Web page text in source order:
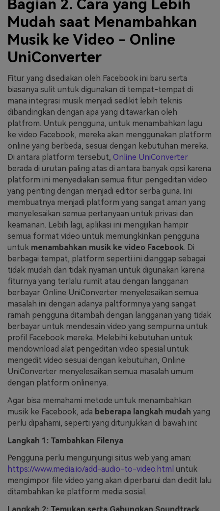
Bagian 2. Cara yang Lebih
Mudah saat Menambahkan
Musik ke Video - Online
UniConverter
Fitur yang disediakan oleh Facebook ini baru serta
biasanya sulit untuk digunakan di tempat-tempat di
mana integrasi musik menjadi sedikit lebih teknis
dibandingkan dengan apa yang ditawarkan oleh
platfrom. Untuk pengguna, untuk menambahkan lagu
ke video Facebook, mereka akan menggunakan platform
online yang berbeda, sesuai dengan kebutuhan mereka.
Di antara platform tersebut, Online UniConverter
berada di urutan paling atas di antara banyak opsi karena
platform ini menyediakan semua fitur pengeditan video
yang penting dengan menjadi editor serba guna. Ini
membuatnya menjadi platform yang sangat aman yang
menyelesaikan semua pertanyaan untuk privasi dan
keamanan. Lebih lagi, aplikasi ini mengijikan hampir
semua format video untuk memungkinkan pengguna
untuk menambahkan musik ke video Facebook. Di
berbagai tempat, platform seperti ini dianggap sebagai
tidak mudah dan tidak nyaman untuk digunakan karena
fiturnya yang terlalu rumit atau dengan langganan
berbayar. Online UniConverter menyelesaikan semua
masalah ini dengan adanya paltformnya yang sangat
ramah pengguna ditambah dengan langganan yang tidak
berbayar untuk mendesain video yang sempurna untuk
profil Facebook mereka. Melebihi kebutuhan untuk
mendownload alat pengeditan video spesial untuk
mengedit video sesuai dengan kebutuhan, Online
UniConverter menyelesaikan semua masalah umum
dengan platform onlinenya.
Agar bisa memahami metode untuk menambahkan
musik ke Facebook, ada beberapa langkah mudah yang
perlu dipahami, seperti yang ditunjukkan di bawah ini:
Langkah 1: Tambahkan Filenya
Pengguna perlu mengunjungi situs web yang aman:
https://www.media.io/add-audio-to-video.html untuk
mengimpor file video yang akan diperbarui dan diedit lalu
ditambahkan ke platform media sosial.